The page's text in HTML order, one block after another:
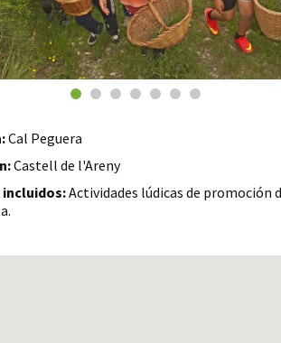
Cal Peguera
Castell de l'Areny
incluidos:Actividades lúdicas de promoción